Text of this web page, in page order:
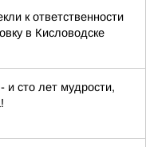
к ответственности
в Кисловодске
и сто лет мудрости,